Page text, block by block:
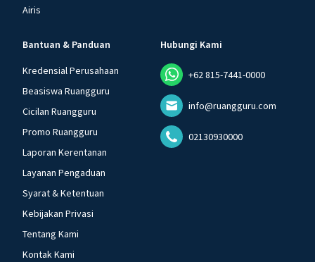
Airis
Bantuan & Panduan
Kredensial Perusahaan
Beasiswa Ruangguru
Cicilan Ruangguru
Promo Ruangguru
Laporan Kerentanan
Layanan Pengaduan
Syarat & Ketentuan
Kebijakan Privasi
Tentang Kami
Kontak Kami
Hubungi Kami
+62 815-7441-0000
info@ruangguru.com
02130930000